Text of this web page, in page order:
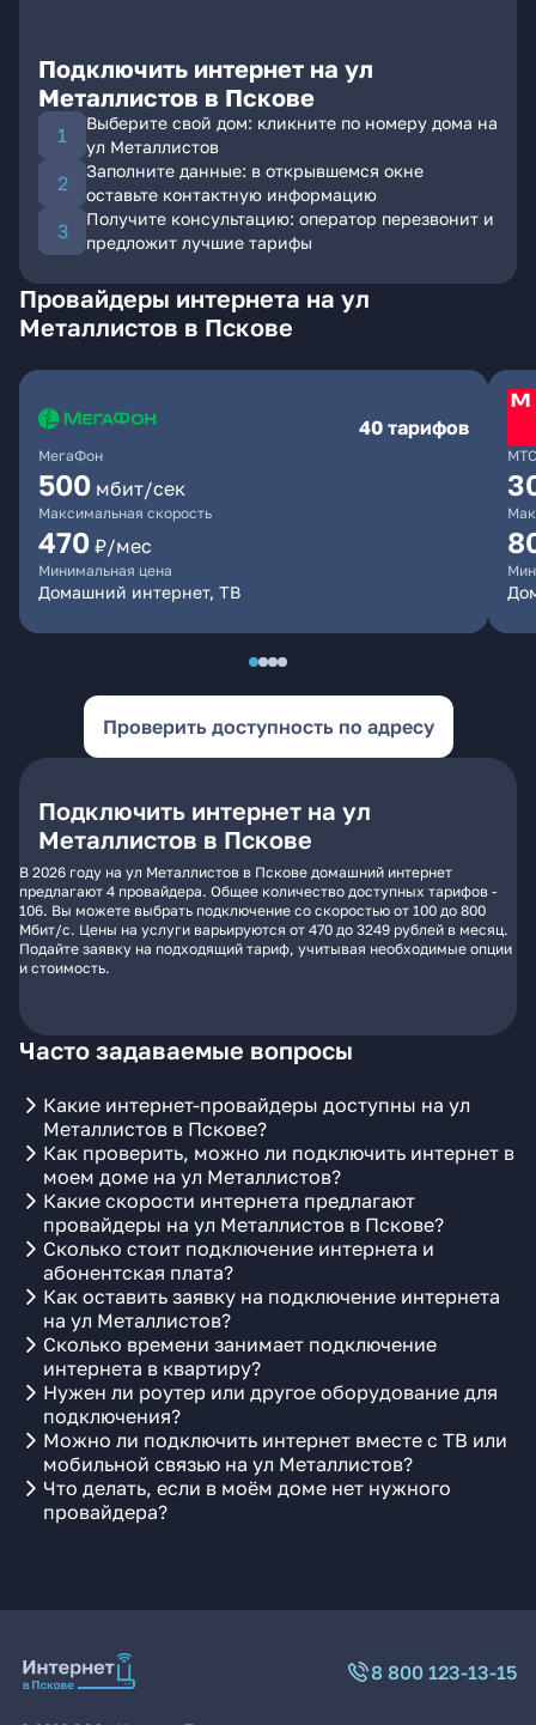
Подключить интернет на ул
Металлистов в Пскове
Выберите свой дом: кликните по номеру дома на
ул Металлистов
Заполните данные: в открывшемся окне
оставьте контактную информацию
Получите консультацию: оператор перезвонит и
предложит лучшие тарифы
Провайдеры интернета на ул
Металлистов в Пскове
МегаФон
40 тарифов
500 мбит/сек
Максимальная скорость
470 ₽/мес
Минимальная цена
Домашний интернет, ТВ
МТС
Проверить доступность по адресу
Подключить интернет на ул
Металлистов в Пскове
В 2026 году на ул Металлистов в Пскове домашний интернет
предлагают 4 провайдера. Общее количество доступных тарифов -
106. Вы можете выбрать подключение со скоростью от 100 до 800
Мбит/с. Цены на услуги варьируются от 470 до 3249 рублей в месяц.
Подайте заявку на подходящий тариф, учитывая необходимые опции
и стоимость.
Часто задаваемые вопросы
Какие интернет-провайдеры доступны на ул
Металлистов в Пскове?
Как проверить, можно ли подключить интернет в
моем доме на ул Металлистов?
Какие скорости интернета предлагают
провайдеры на ул Металлистов в Пскове?
Сколько стоит подключение интернета и
абонентская плата?
Как оставить заявку на подключение интернета
на ул Металлистов?
Сколько времени занимает подключение
интернета в квартиру?
Нужен ли роутер или другое оборудование для
подключения?
Можно ли подключить интернет вместе с ТВ или
мобильной связью на ул Металлистов?
Что делать, если в моём доме нет нужного
провайдера?
8 800 123-13-15